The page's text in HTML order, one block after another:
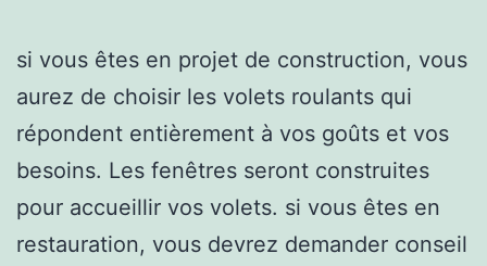
si vous êtes en projet de construction, vous
aurez de choisir les volets roulants qui
répondent entièrement à vos goûts et vos
besoins. Les fenêtres seront construites
pour accueillir vos volets. si vous êtes en
restauration, vous devrez demander conseil